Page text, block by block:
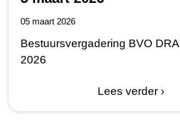
05 maart 2026
Bestuursvergadering BVO
2026
Lees verder ›